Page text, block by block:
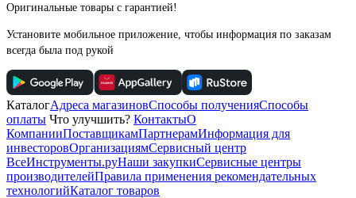
Оригинальные товары с гарантией!
Установите мобильное приложение, чтобы информация по заказам
всегда была под рукой
КаталогАдреса магазиновСпособы полученияСпособы
оплаты Что улучшить? КонтактыО
КомпанииПоставщикамПартнерамИнформация для
инвесторовОрганизациямСервисный центр
ВсеИнструменты.руНаши закупкиСервисные центры
производителейПравила применения рекомендательных
технологийКаталог товаров